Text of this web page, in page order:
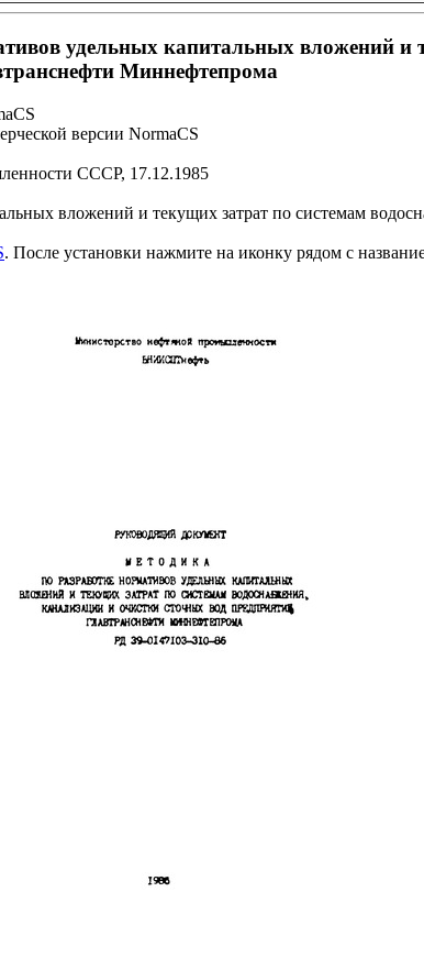
удельных капитальных вложений и
Миннефтепрома
версии NormaCS
СССР, 17.12.1985
вложений и текущих затрат по системам
. После установки нажмите на иконку рядом с